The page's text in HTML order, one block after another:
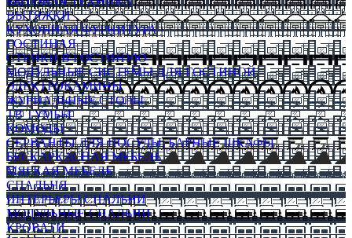
ВЫТЯЖКИ
КУХОННАЯ ФУРНИТУРА
ГОСТИНАЯ
СТЕНКИ В ГОСТИНУЮ
МОДУЛЬНЫЕ СИСТЕМЫ ДЛЯ ГОСТИНОЙ
ЭЛЕКТРОКАМИНЫ
ЖУРНАЛЬНЫЕ СТОЛЫ
ТВ ТУМБЫ
КОМОДЫ
СЕРВАНТЫ ДЛЯ ПОСУДЫ, БАРНЫЕ ШКАФЫ
БЕСКАРКАСНАЯ МЕБЕЛЬ
МЯГКАЯ МЕБЕЛЬ
СПАЛЬНЯ
ИНТЕРЬЕРЫ СПАЛЬНИ
МОДУЛЬНЫЕ СПАЛЬНИ
КРОВАТИ